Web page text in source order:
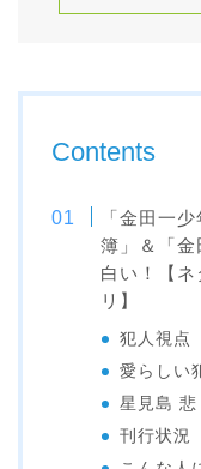
Contents
「金田一
簿」＆「
白い！【
リ】
犯人視点
愛らしい
星見島 悲
刊行状況